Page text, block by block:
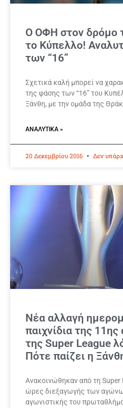
Ο ΟΦΗ στον δρόμο
το Κύπελλο!
των “16”
Σχετικά καλή μπορεί να
της φάσης των “16” του
Ξάνθη, με την ομάδα της
ΑΝΑΛΥΤΙΚΆ »
20 Δεκεμβρίου 2016 Δεν
Νέα αλλαγή
παιχνίδια της
της Super League
Πότε παίζει η
Ανακοινώθηκαν από τη Super
ώρες διεξαγωγής των
αγωνιστικής του